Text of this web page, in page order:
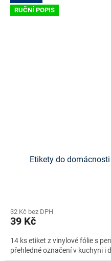
RUČNÍ POPIS
Etikety do
32 Kč bez DPH
39 Kč
14 ks etiket z vinylové fólie s
přehledné označení v kuchyni i